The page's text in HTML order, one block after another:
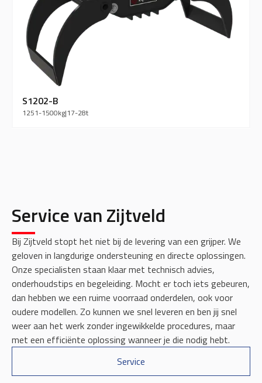
S1202-B
1251-1500kg|17-28t
Service van Zijtveld
Bij Zijtveld stopt het niet bij de levering van een grijper. We
geloven in langdurige ondersteuning en directe oplossingen.
Onze specialisten staan klaar met technisch advies,
onderhoudstips en begeleiding. Mocht er toch iets gebeuren,
dan hebben we een ruime voorraad onderdelen, ook voor
oudere modellen. Zo kunnen we snel leveren en ben jij snel
weer aan het werk zonder ingewikkelde procedures, maar
met een efficiënte oplossing wanneer je die nodig hebt.
Service